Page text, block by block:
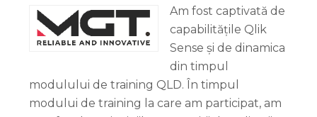
Am fost captivată de
capabilitățile Qlik
Sense și de dinamica
din timpul
modulului de training QLD. În timpul
modului de training la care am participat, am